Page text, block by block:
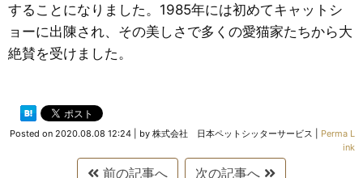
することになりました。1985年には初めてキャットシ
ョーに出陳され、その美しさで多くの愛猫家たちから大
絶賛を受けました。
Posted on 2020.08.08 12:24 by 株式会社 日本ペットシッターサービス
Perma L
ink
前の記事へ 次の記事へ